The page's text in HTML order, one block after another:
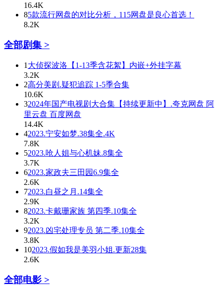
16.4K
85款流行网盘的对比分析，115网盘是良心首选！
8.2K
全部剧集 >
1 大侦探波洛【1-13季含花絮】内嵌+外挂字幕
3.2K
2高分美剧.疑犯追踪 1-5季合集
10.6K
32024年国产电视剧大合集【持续更新中】.夸克网盘 阿
里云盘 百度网盘
14.4K
42023.宁安如梦.38集全.4K
7.8K
52023.呛人姐与心机妹.8集全
3.7K
62023.家政夫三田园6.9集全
2.6K
72023.白昼之月.14集全
2.9K
82023.卡戴珊家族 第四季.10集全
3.2K
92023.凶宅处理专员 第二季.10集全
3.8K
102023.假如我是美羽小姐.更新28集
2.6K
全部电影 >